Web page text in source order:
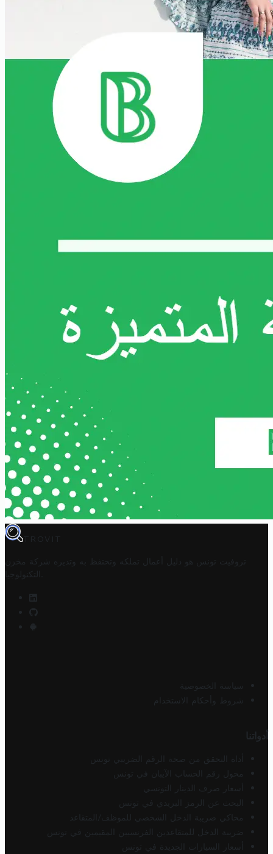
TROVIT
تروفيت تونس هو دليل أعمال تملكه وتحتفظ به وتديره
شركة مخزن
التكنولوجيا
سياسة الخصوصية
شروط وأحكام الاستخدام
أدواتنا
أداة التحقق من صحة الرقم الضريبي تونس
محول رقم الحساب الآيبان في تونس
أسعار صرف الدينار التونسي
البحث عن الرمز البريدي في تونس
محاكي ضريبة الدخل الشخصي للموظف/المتقاعد
ضريبة الدخل للمتقاعدين الفرنسيين المقيمين في تونس
أسعار السيارات الجديدة في تونس